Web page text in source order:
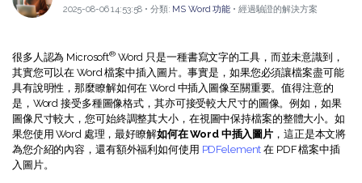
支援
Mac 版 PDFelement
iPhone/iPad 版 PDFelement
Android 版 PDFelement
雲端版
閱讀 PDF
註釋 PDF
建立 PDF
合併 PDF
個人使用者
人氣名單
商業秘訣
OCR PDF 秘訣
PDF 表單解決方案
支援文件
影片教程
聯絡支援部門
技術規範
商業版
登入
2025-08-06 14:53:58 • 分類: MS Word 功能 • 經過驗證的解決方案
很多人認為 Microsoft®Word 只是一種書寫文字的工具，而並未意識到，
其實您可以在 Word 檔案中插入圖片。事實是，如果您必須讓檔案盡可能
具有說明性，那麼瞭解如何在 Word 中插入圖像至關重要。值得注意的
是，Word 接受多種圖像格式，其亦可接受較大尺寸的圖像。例如，如果
圖像尺寸較大，您可始終調整其大小，在視圖中保持檔案的整體大小。如
果您使用 Word 處理，最好瞭解如何在 Word 中插入圖片 ，這正是本文將
為您介紹的內容，還有額外福利如何使用 PDFelement 在 PDF 檔案中插
入圖片。